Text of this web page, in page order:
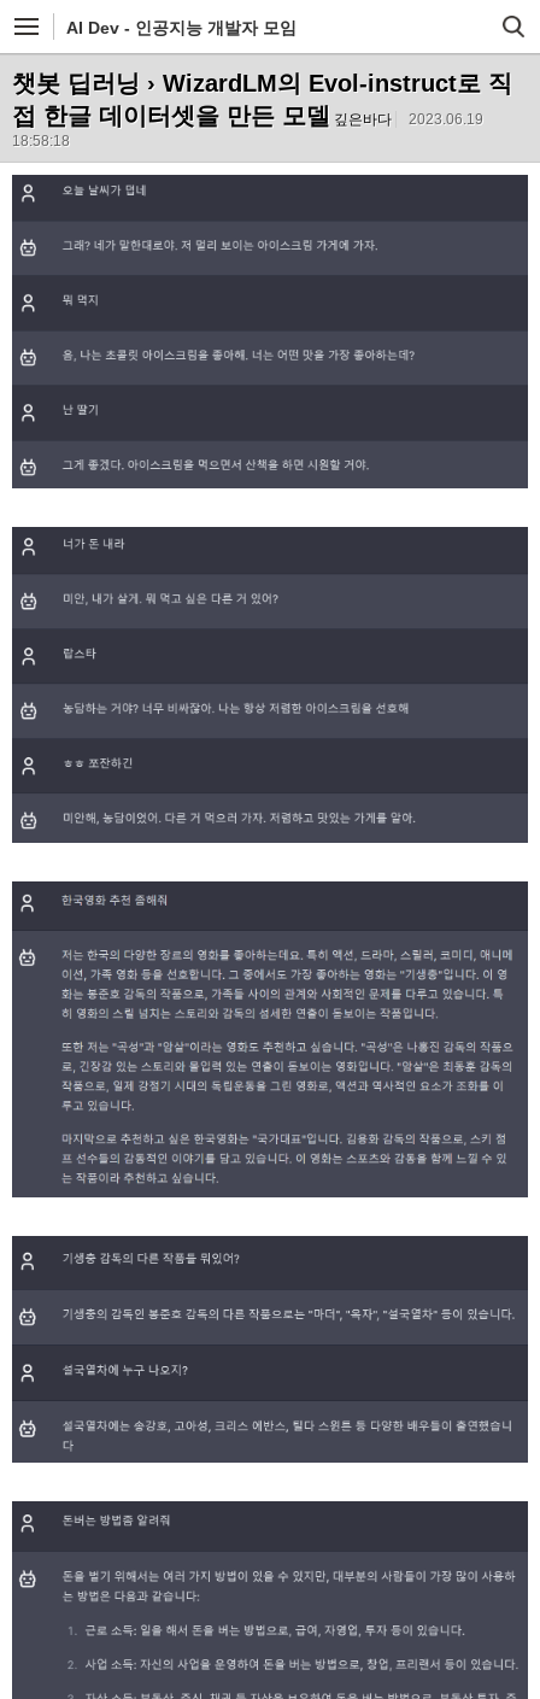
AI Dev - 인공지능 개발자 모임
챗봇 딥러닝 › WizardLM의 Evol-instruct로 직
접 한글 데이터셋을 만든 모델 깊은바다
2023.06.19
18:58:18